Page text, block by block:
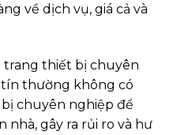
về dịch vụ, giá cả và
trang thiết bị chuyên
tín thường không có
chuyên nghiệp để
nhà, gây ra rủi ro và hư